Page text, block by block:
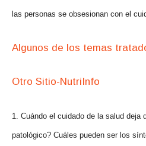
las personas se obsesionan con el
Algunos de los temas
Otro Sitio-NutriInfo
1. Cuándo el cuidado de la salud deja
patológico? Cuáles pueden ser los